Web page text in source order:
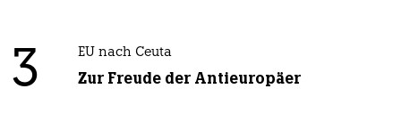
3 EU nach Ceuta
Zur Freude der Antieuropäer